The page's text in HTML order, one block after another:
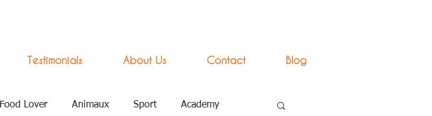
Testimonials About Us Contact Blog
Food Lover Animaux Sport Academy